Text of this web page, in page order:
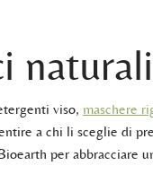
viso, maschere
a chi li sceglie di
per abbracciare